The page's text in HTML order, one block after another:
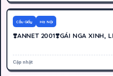
4000K
Cầu Giấy Hà Nội
❣️ANNET 2001❣️GÁI NGA XINH,
Cập nhật